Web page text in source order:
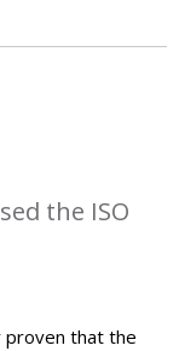
the ISO
proven that the